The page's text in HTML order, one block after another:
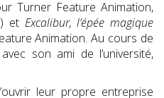
Turner Feature Animation,
et Excalibur, l’épée magique
Animation. Au cours de
son ami de l’université,
leur propre entreprise